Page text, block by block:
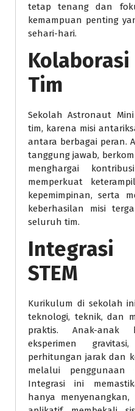
tetap tenang dan
kemampuan penting
sehari-hari.
Tim
Sekolah Astronaut
tim, karena misi
antara berbagai peran.
tanggung jawab,
menghargai
memperkuat
kepemimpinan, serta
keberhasilan misi
seluruh tim.
Integrasi
STEM
Kurikulum di sekolah
teknologi, teknik, dan
praktis. Anak-anak
eksperimen
perhitungan jarak dan
melalui
Integrasi ini
hanya